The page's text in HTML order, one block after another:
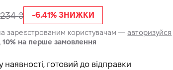
234₴ -6.41% ЗНИЖКИ
зареєстрованим користувачам —авторизуйся
на перше замовлення
наявності, готовий до відправки